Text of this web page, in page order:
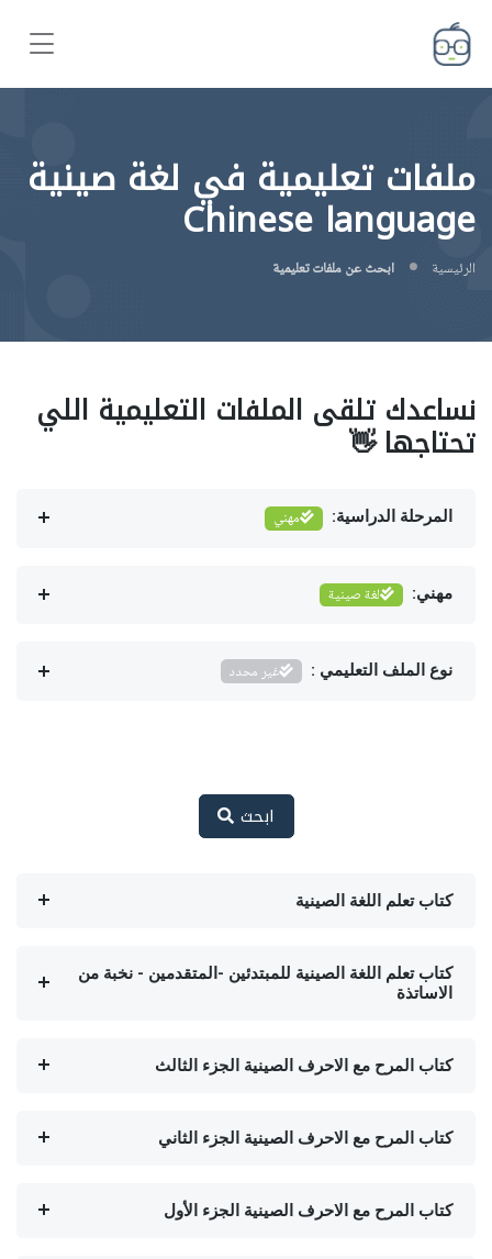
ملفات تعليمية في لغة صينية
Chinese language
الرئيسية ابحث عن ملفات تعليمية
نساعدك تلقى الملفات التعليمية اللي
تحتاجها 👋
المرحلة الدراسية: مهني
مهني: لغة صينية
نوع الملف التعليمي : غير محدد
ابحث
كتاب تعلم اللغة الصينية
كتاب تعلم اللغة الصينية للمبتدئين -المتقدمين - نخبة من
الاساتذة
كتاب المرح مع الاحرف الصينية الجزء الثالث
كتاب المرح مع الاحرف الصينية الجزء الثاني
كتاب المرح مع الاحرف الصينية الجزء الأول